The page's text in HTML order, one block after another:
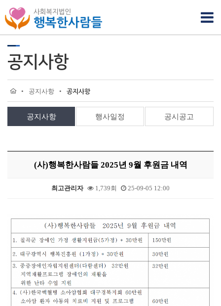
공지사항
• 공지사항 • 공지사항
공지사항 행사일정 공시공고
(사)행복한사람들 2025년 9월 후원금 내역
최고관리자 1,739회 25-09-05 12:00